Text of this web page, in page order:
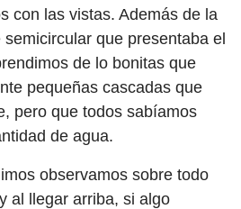
con las vistas. Además de la
que presentaba el
de lo bonitas que
pequeñas cascadas que
pero que todos sabíamos
de agua.
observamos sobre todo
al llegar arriba, si algo